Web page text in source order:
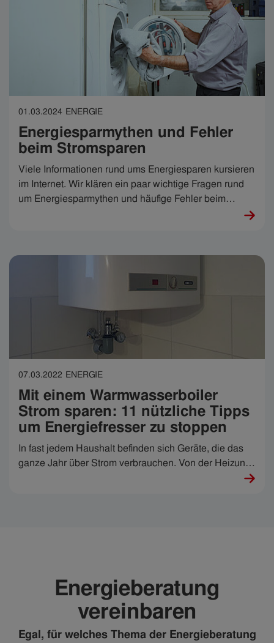
Ihnen, wie Sie beim Waschen und Trocknen möglichst
wenig Strom und Wasser verbrauchen und die Wäsche
trotzdem sauber bekommen.
01.03.2024 ENERGIE
Energiesparmythen und Fehler
beim Stromsparen
Viele Informationen rund ums Energiesparen kursieren
im Internet. Wir klären ein paar wichtige Fragen rund
um Energiesparmythen und häufige Fehler beim
07.03.2022 ENERGIE
Mit einem Warmwasserboiler
Strom sparen: 11 nützliche Tipps
um Energiefresser zu stoppen
In fast jedem Haushalt befinden sich Geräte, die das
ganze Jahr über Strom verbrauchen. Von der Heizung
den Stromverbrauch in Ihrem Haushalt zu senken.
Energieberatung
vereinbaren
Egal, für welches Thema der Energieberatung